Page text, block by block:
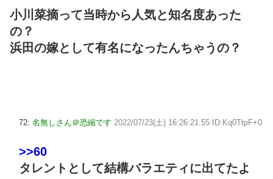
小川菜摘って当時から人気と知名度あった
の？
浜田の嫁として有名になったんちゃうの？
72: 名無しさん＠恐縮です 2022/07/23(土) 16:26:21.55 ID:Kq0TtpF+0
>>60
タレントとして結構バラエティに出てたよ